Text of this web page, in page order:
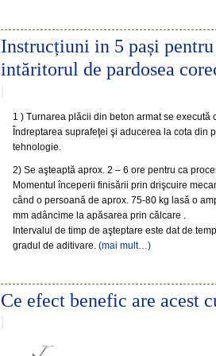
Instrucțiuni in 5 pași
intăritorul de pardosea
1 ) Turnarea plăcii din beton armat se
Îndreptarea suprafeţei şi aducerea la cota din
tehnologie.
2) Se aşteaptă aprox. 2 – 6 ore pentru ca
Momentul începerii finisării prin drişcuire
când o persoană de aprox. 75-80 kg lasă o
mm adâncime la apăsarea prin călcare .
Intervalul de timp de aşteptare este dat de
gradul de aditivare. (mai mult…)
Ce efect benefic are acest